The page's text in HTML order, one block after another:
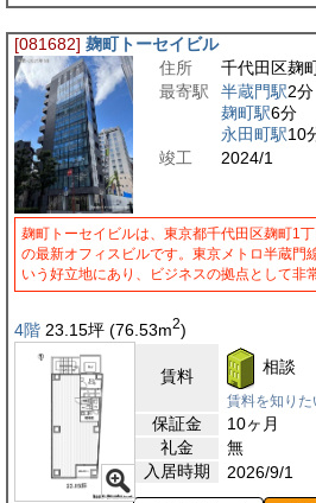
[081682] 麹町トーセイビル
住所
千代田区麹
最寄駅
半蔵門駅2分
麹町駅6分
永田町駅10
竣工
2024/1
麹町トーセイビルは、東京都千代田区麹町1
の最新オフィスビルです。東京メトロ半蔵門
いう好立地にあり、ビジネスの拠点として非
4階 23.15坪 (76.53m2)
賃料 相談
賃料を知りた
保証金
10ヶ月
礼金
無
入居時期
2026/9/1